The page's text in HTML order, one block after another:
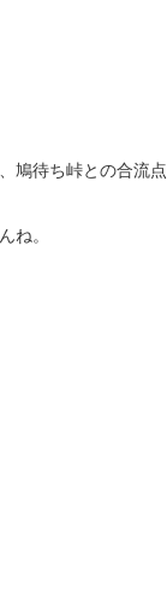
鳩待ち峠との合流点
ね。